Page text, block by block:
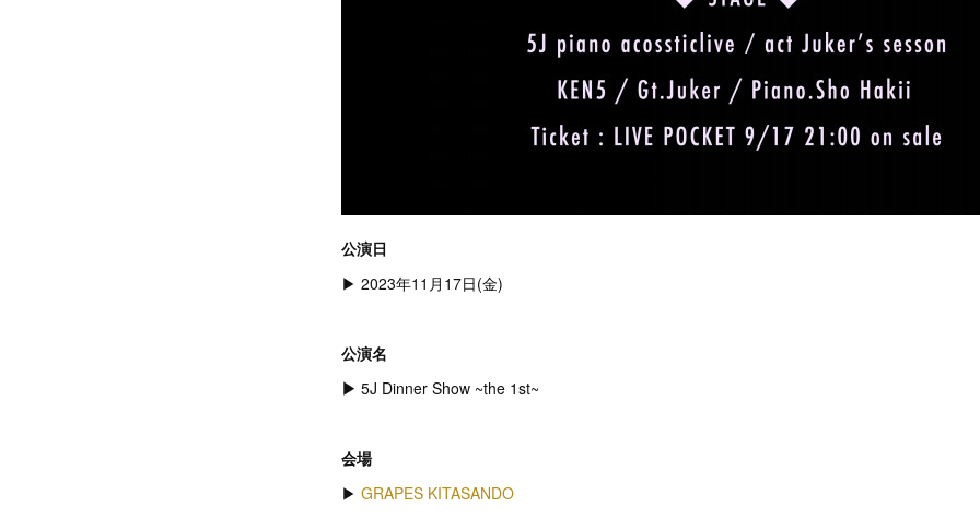
公演日
▶︎ 2023年11月17日(金)
公演名
▶︎ 5J Dinner Show ~the 1st~
会場
▶︎ GRAPES KITASANDO